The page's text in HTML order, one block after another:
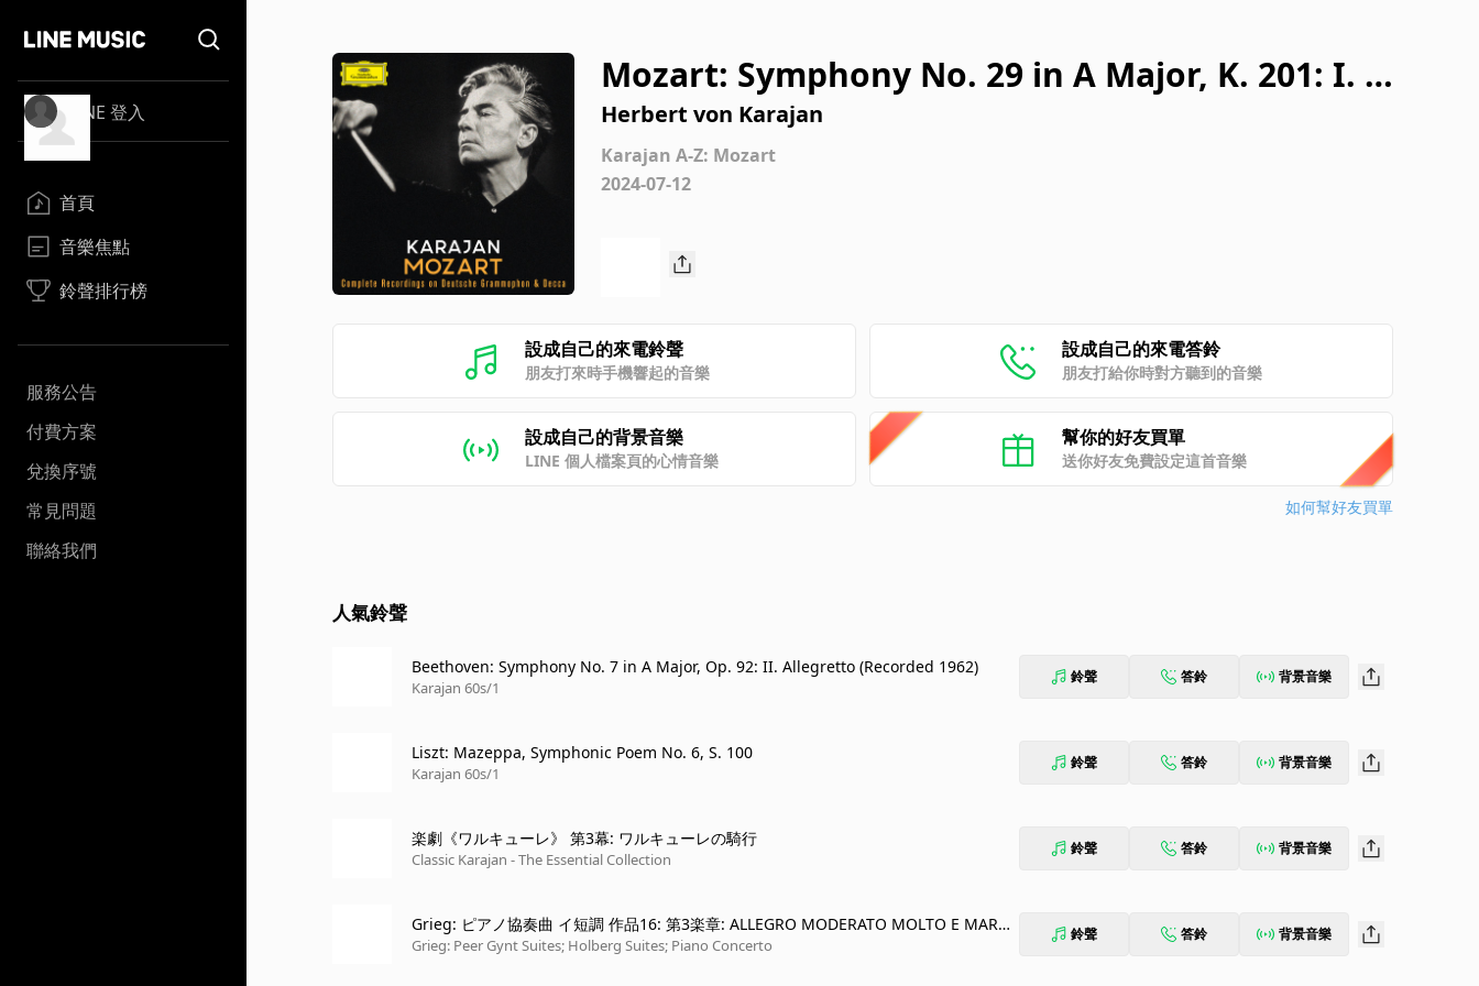
LINE 登入
首頁
音樂焦點
鈴聲排行榜
服務公告
付費方案
兌換序號
常見問題
聯絡我們
Mozart: Symphony No. 29 in A Major, K. 201: I. A
llegro moderato
Herbert von Karajan
Karajan A-Z: Mozart
2024-07-12
設成自己的來電鈴聲
朋友打來時手機響起的音樂
設成自己的來電答鈴
朋友打給你時對方聽到的音樂
設成自己的背景音樂
LINE 個人檔案頁的心情音樂
幫你的好友買單
送你好友免費設定這首音樂
如何幫好友買單
人氣鈴聲
Beethoven: Symphony No. 7 in A Major, Op. 92: II. Allegretto (Recorded 1962)
Karajan 60s/1
鈴聲 答鈴 背景音樂
Liszt: Mazeppa, Symphonic Poem No. 6, S. 100
Karajan 60s/1
鈴聲 答鈴 背景音樂
楽劇《ワルキューレ》 第3幕: ワルキューレの騎行
Classic Karajan - The Essential Collection
鈴聲 答鈴 背景音樂
Grieg: ピアノ協奏曲 イ短調 作品16: 第3楽章: ALLEGRO MODERATO MOLTO E MARCA
TO - QUASI PRESTO -
Grieg: Peer Gynt Suites; Holberg Suites; Piano Concerto
鈴聲 答鈴 背景音樂